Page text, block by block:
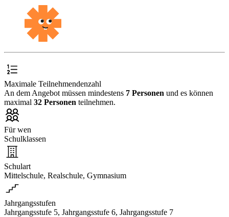
Maximale Teilnehmendenzahl
An dem Angebot müssen mindestens 7 Personen und es können
maximal 32 Personen teilnehmen.
Für wen
Schulklassen
Schulart
Mittelschule, Realschule, Gymnasium
Jahrgangsstufen
Jahrgangsstufe 5, Jahrgangsstufe 6, Jahrgangsstufe 7